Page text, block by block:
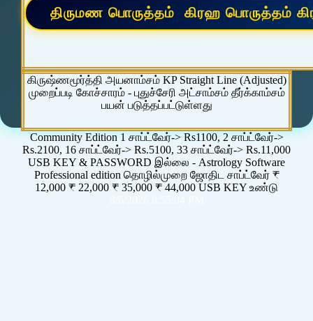
கிருஷ்ணமூர்த்தி அயனாம்சம் KP Straight Line (Adjusted)
முறைப்படி கோச்சாரம் - புதுச்சேரி அட்சாம்சம் தீர்க்காம்சம்
பயன் படுத்தப்பட்டுள்ளது
Community Edition 1 சாப்ட்வேர்-> Rs1100, 2 சாப்ட்வேர்->
Rs.2100, 16 சாப்ட்வேர்-> Rs.5100, 33 சாப்ட்வேர்-> Rs.11,000
USB KEY & PASSWORD இல்லை - Astrology Software
Professional edition தொழில்முறை ஜோதிட சாப்ட்வேர் ₹
12,000 ₹ 22,000 ₹ 35,000 ₹ 44,000 USB KEY உண்டு